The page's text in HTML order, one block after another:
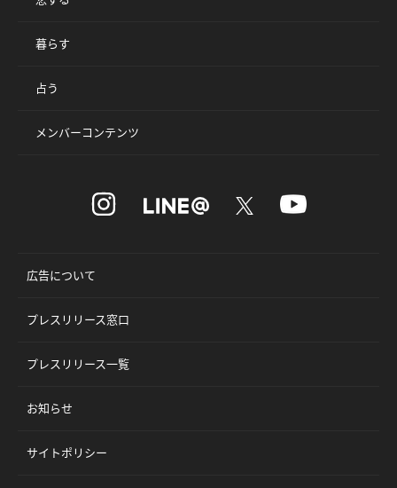
暮らす
占う
メンバーコンテンツ
広告について
プレスリリース窓口
プレスリリース一覧
お知らせ
サイトポリシー